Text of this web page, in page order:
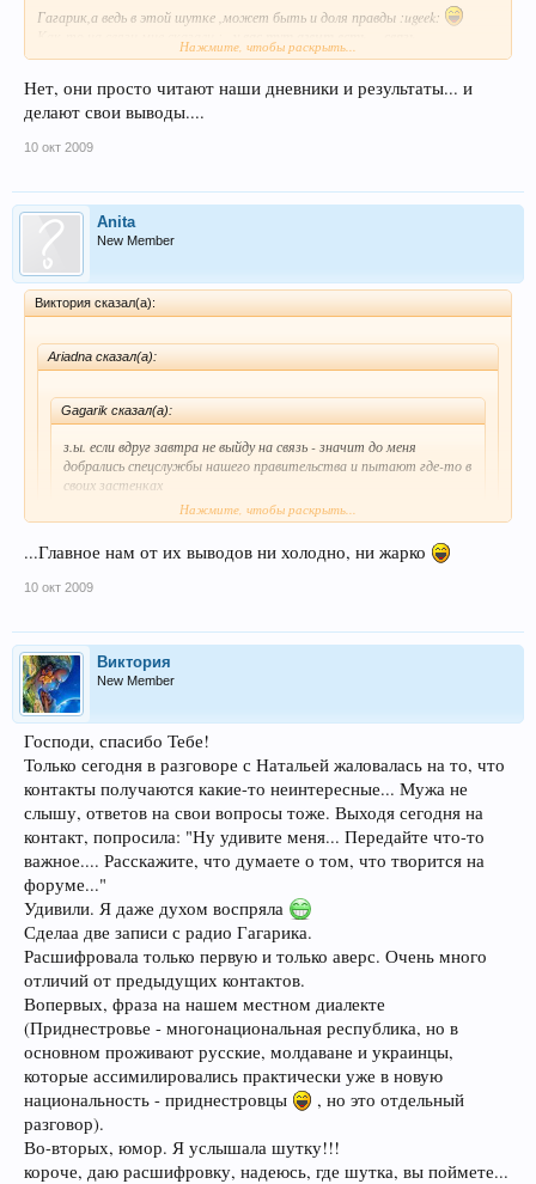
Гагарик,а ведь в этой шутке ,может быть и доля правды :ugeek:
прослушивают специалисты.. :evil:
Наверно они ,как и мы ,тоже уши тренируют :evil: :mrgreen:
Нажмите, чтобы раскрыть...
Нет, они просто читают наши дневники и результаты... и
делают свои выводы....
10 окт 2009
Anita
New Member
Виктория сказал(а):
Ariadna сказал(а):
Gagarik сказал(а):
з.ы. если вдруг завтра не выйду на связь - значит до меня
добрались спецслужбы нашего правительства и пытают где-то в
своих застенках
Как-то на связи мне сказали :...у вас тут агент есть.....связь
Правда не совсем понятно .,как можно прослушивать такую связь
Наверно они ,как и мы ,тоже уши тренируют :evil: :mrgreen:
Нажмите, чтобы раскрыть...
Нажмите, чтобы раскрыть...
...Главное нам от их выводов ни холодно, ни жарко
10 окт 2009
Виктория
New Member
Господи, спасибо Тебе!
Только сегодня в разговоре с Натальей жаловалась на то, что
контакты получаются какие-то неинтересные... Мужа не
слышу, ответов на свои вопросы тоже. Выходя сегодня на
контакт, попросила: "Ну удивите меня... Передайте что-то
важное.... Расскажите, что думаете о том, что творится на
форуме..."
Удивили. Я даже духом воспряла
Сделаа две записи с радио Гагарика.
Расшифровала только первую и только аверс. Очень много
отличий от предыдущих контактов.
Вопервых, фраза на нашем местном диалекте
(Приднестровье - многонациональная республика, но в
основном проживают русские, молдаване и украинцы,
которые ассимилировались практически уже в новую
национальность - приднестровцы
, но это отдельный
разговор).
Во-вторых, юмор. Я услышала шутку!!!
короче, даю расшифровку, надеюсь, где шутка, вы поймете...